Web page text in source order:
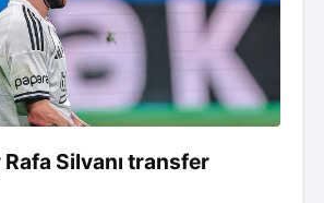
Silvanı transfer